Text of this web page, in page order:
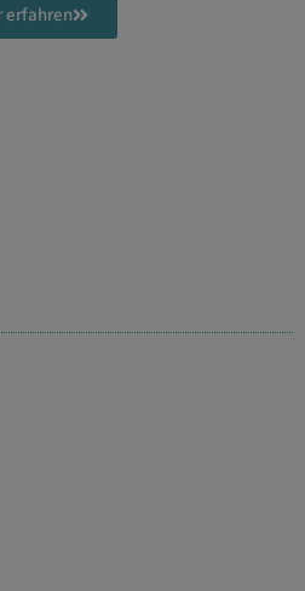
erfahren